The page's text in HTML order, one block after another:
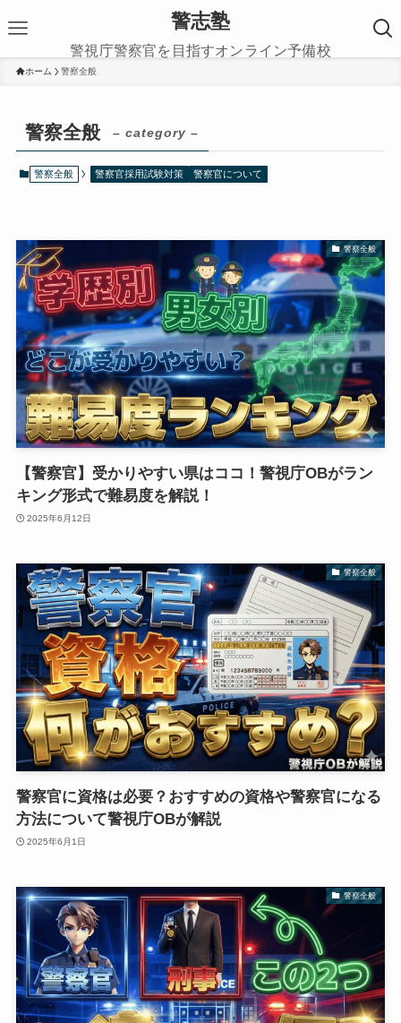
警志塾
警視庁警察官を目指すオンライン予備校
ホーム 警察全般
警察全般 – category –
警察全般 警察官採用試験対策 警察官について
警察全般
【警察官】受かりやすい県はココ！警視庁OBがラン
キング形式で難易度を解説！
2025年6月12日
警察全般
警察官に資格は必要？おすすめの資格や警察官になる
方法について警視庁OBが解説
2025年6月1日
警察全般